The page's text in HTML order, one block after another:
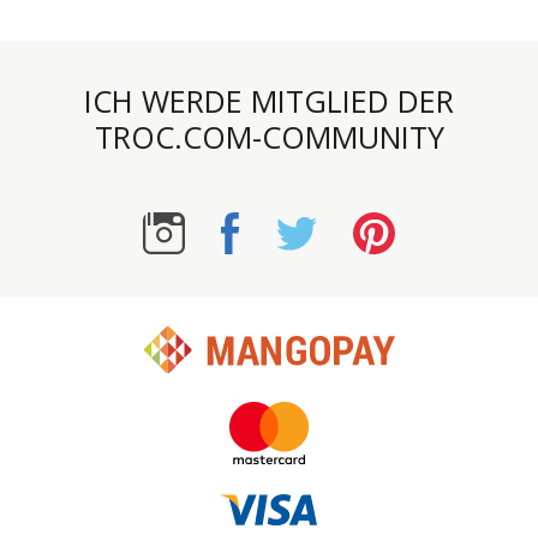
ICH WERDE MITGLIED DER
TROC.COM-COMMUNITY